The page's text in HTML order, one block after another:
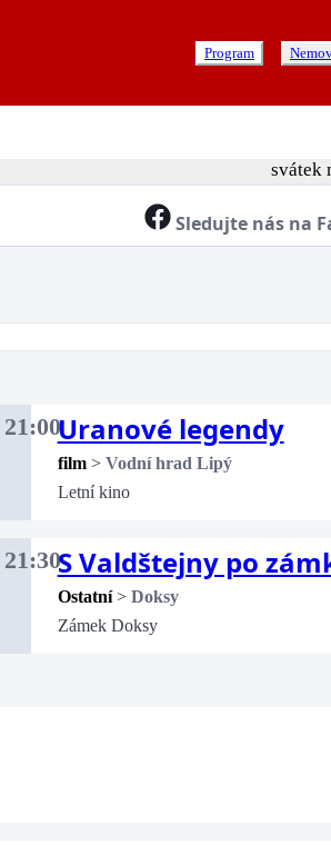
Program
svátek
Sledujte nás na
21:00Uranové legendy
film > Vodní hrad Lipý
Letní kino
21:30S Valdštejny po
Ostatní > Doksy
Zámek Doksy